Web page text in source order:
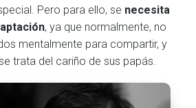
Pero para ello, se necesita
, ya que normalmente, no
mentalmente para compartir, y
trata del cariño de sus papás.